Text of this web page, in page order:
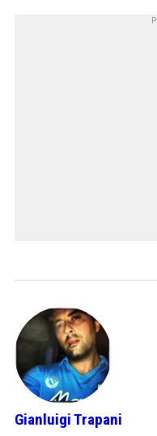
Gianluigi Trapani